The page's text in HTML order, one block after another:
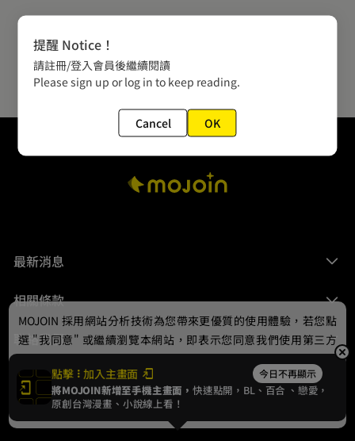
最新消息
相關條款
聯絡我們
© 2024 gamania Digital Entertainment Co., Ltd.
點擊 加入主畫面 今日不再顯示
將MOJOIN新增至手機主畫面，快速點開，BL、 百合 、戀愛，
原創台灣漫畫、小說線上看！
MOJOIN 採用網站分析技術為您帶來更優質的使用體驗，若您點
選 "我同意" 或繼續瀏覽本網站，即表示您同意我們使用第三方
Cookie，欲瞭解更多資訊請見隱私權政策。
我同意
提醒 Notice！
請註冊/登入會員後繼續閱讀
Please sign up or log in to keep reading.
Cancel OK